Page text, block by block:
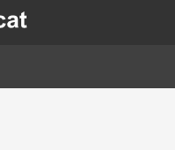
nova finestra.